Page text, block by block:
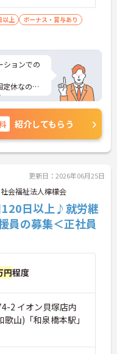
以上
ボーナス・賞与あり
ションでの
定休なの
ているのも
など、さら
ご相談くだ
紹介してもらう
更新日：2026年06月25日
社会福祉法人檸檬会
120日以上♪就労継
員の募集＜正社員
円程度
2 イオン貝塚店内
山)「和泉橋本駅」